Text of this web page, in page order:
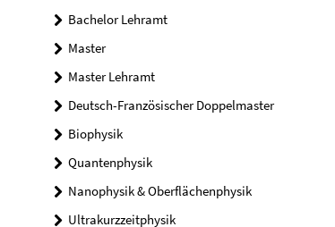
Bachelor Lehramt
Master
Master Lehramt
Deutsch-Französischer Doppelmaster
Biophysik
Quantenphysik
Nanophysik & Oberflächenphysik
Ultrakurzzeitphysik